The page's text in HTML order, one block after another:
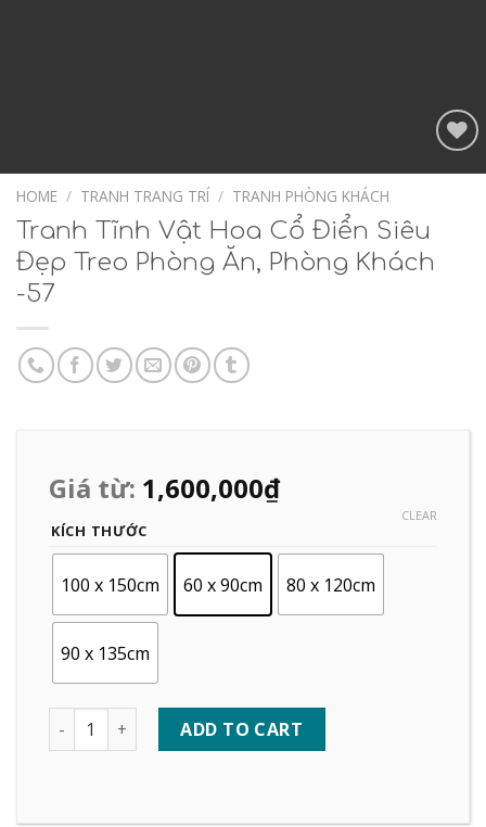
Add to
HOME / TRANH TRANG TRÍ / TRANH PHÒNG KHÁCH
Tranh Tĩnh Vật Hoa Cổ Điển Siêu
Đẹp Treo Phòng Ăn, Phòng Khách
-57
Giá từ: 1,600,000₫
KÍCH THƯỚC
100 x 150cm 60 x 90cm 80 x 120cm
90 x 135cm
CLEAR
Quantity ADD TO CART